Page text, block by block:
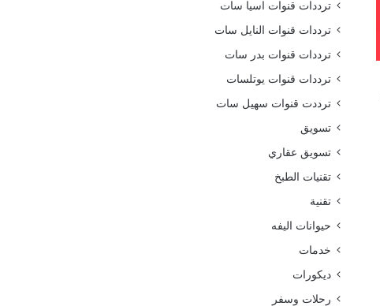
ترددات قنوات اسيا سات
ترددات قنوات النايل سات
ترددات قنوات بدر سات
ترددات قنوات يوتلسات
ترددت قنوات سهيل سات
تسويق
تسويق عقاري
تقنيات الطبخ
تقنية
حيوانات اليفه
خدمات
ديكورات
رحلات وسفر